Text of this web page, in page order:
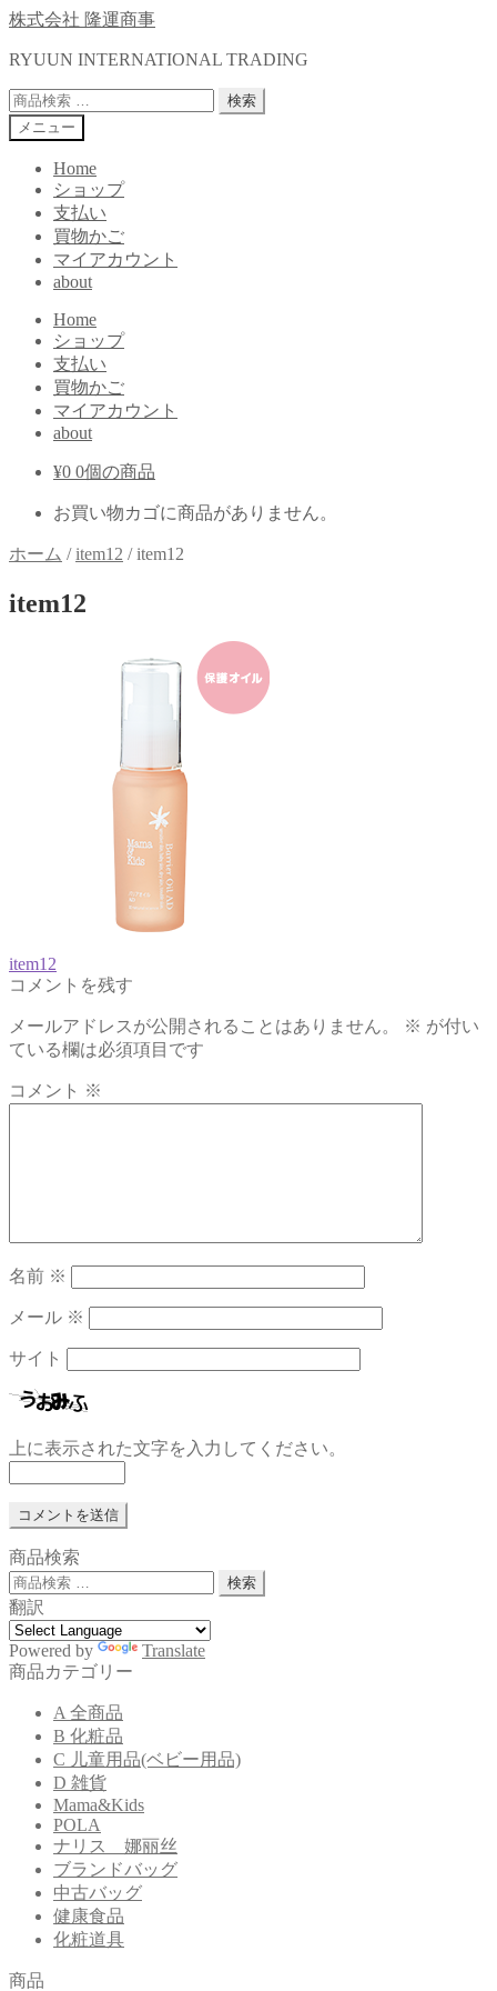
ナ
ゲ
ー
シ
ョ
コ
テ
ン
ツ
へ
株式会社 隆運商事
RYUUN INTERNATIONAL TRADING
検
索
対
検索
メニュー
Home
ショップ
支払い
買物かご
マイアカウント
about
Home
ショップ
支払い
買物かご
マイアカウント
about
¥0 0個の商品
お買い物カゴに商品がありません。
ホーム /item12 /item12
item12
投
ナ
ゲ
前
の
稿:
item12
コメントを残す
メールアドレスが公開されることはありません。 ※ が付い
ている欄は必須項目です
コメント ※
名前 ※
メール ※
サイト
上に表示された文字を入力してください。
商品検索
検
索
対
象:
検索
翻訳
Powered by
Translate
商品カテゴリー
A 全商品
B 化粧品
C 儿童用品(ベビー用品)
D 雑貨
Mama&Kids
POLA
ナリス 娜丽丝
ブランドバッグ
中古バッグ
健康食品
化粧道具
商品